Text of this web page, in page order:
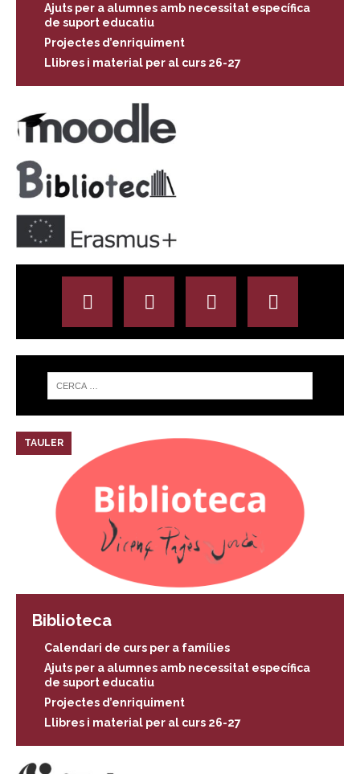
Ajuts per a alumnes amb necessitat específica
de suport educatiu
Projectes d’enriquiment
Llibres i material per al curs 26-27
TAULER
Biblioteca
Calendari de curs per a famílies
Ajuts per a alumnes amb necessitat específica
de suport educatiu
Projectes d’enriquiment
Llibres i material per al curs 26-27